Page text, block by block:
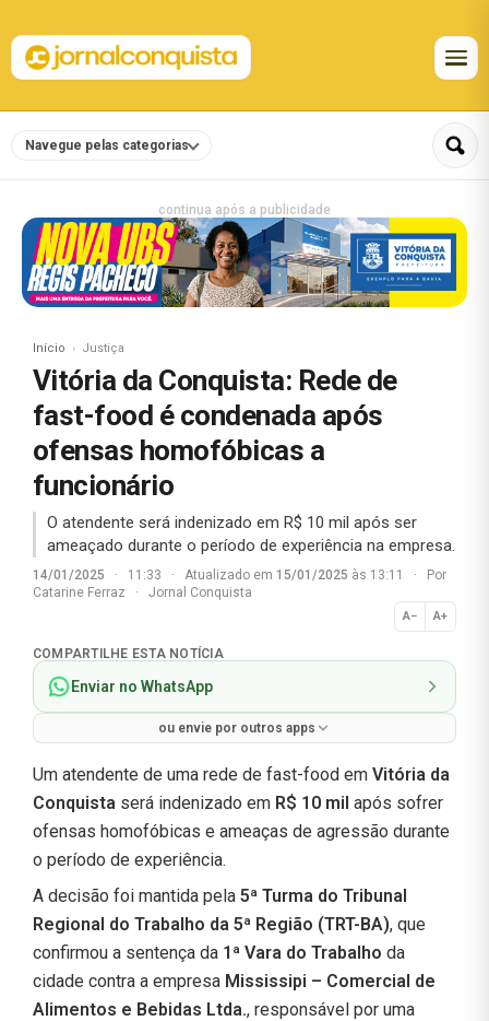
Navegue pelas categorias
continua após a publicidade
Início Justiça
Vitória da Conquista: Rede de
fast-food é condenada após
ofensas homofóbicas a
funcionário
O atendente será indenizado em R$ 10 mil após ser
ameaçado durante o período de experiência na empresa.
14/01/2025 · 11:33 · Atualizado em 15/01/2025 às 13:11 ·
Por
Catarine Ferraz
· Jornal Conquista
A− A+
Normal
COMPARTILHE ESTA NOTÍCIA
Enviar no WhatsApp
ou envie por outros apps
Um atendente de uma rede de fast-food em Vitória da
Conquista será indenizado em R$ 10 mil após sofrer
ofensas homofóbicas e ameaças de agressão durante
o período de experiência.
A decisão foi mantida pela 5ª Turma do Tribunal
Regional do Trabalho da 5ª Região (TRT-BA), que
confirmou a sentença da 1ª Vara do Trabalho da
cidade contra a empresa Mississipi – Comercial de
Alimentos e Bebidas Ltda., responsável por uma